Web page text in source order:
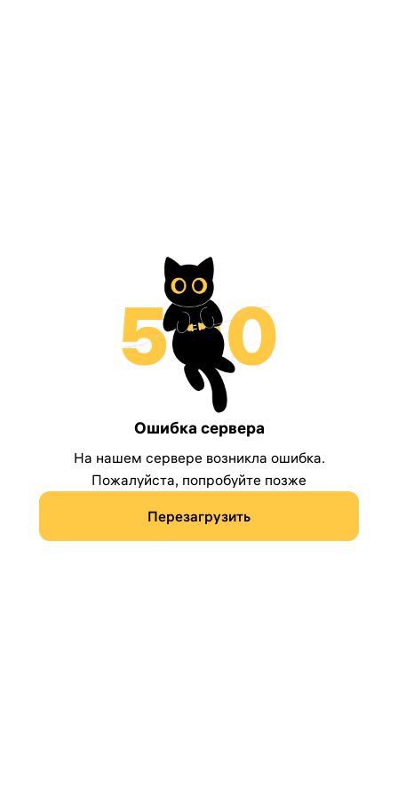
Ошибка сервера
На нашем сервере возникла ошибка.
Пожалуйста, попробуйте позже
Перезагрузить